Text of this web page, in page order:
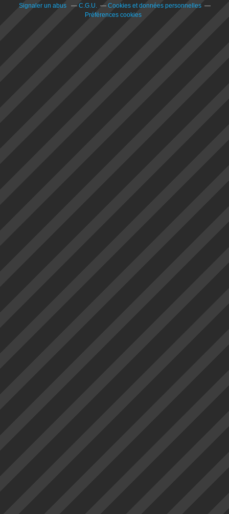
Signaler un abus C.G.U.
Cookies et données personnelles
Préférences cookies